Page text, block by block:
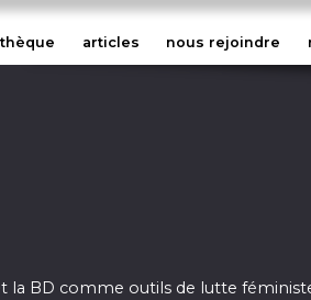
articles nous rejoindre
la BD comme outils de lutte